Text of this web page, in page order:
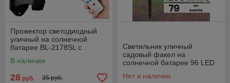
Прожектор светодиодный
уличный на солнечной
батарее BL-2178SL с
В наличии
28 руб. 35 руб.
Светильник уличный
садовый факел на
солнечной батарее 96 LED
Нет в наличии